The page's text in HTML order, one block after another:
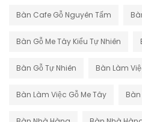
Bàn Cafe Gỗ Nguyên Tấm
Bàn Gỗ Me Tây Kiểu Tự Nhiên
Bàn Gỗ Tự Nhiên Bàn Làm
Bàn Làm Việc Gỗ Me Tây